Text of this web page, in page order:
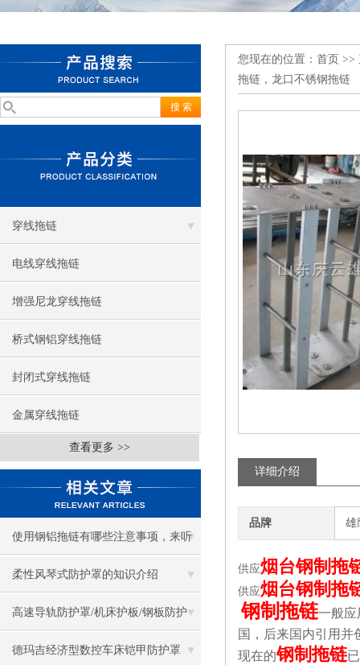
穿线拖链
电线穿线拖链
增强尼龙穿线拖链
桥式钢铝穿线拖链
封闭式穿线拖链
金属穿线拖链
查看更多 >>
使用钢铝拖链有哪些注意事项，来听
听钢铝拖链厂家怎么说！
柔性风琴式防护罩的知识介绍
高速导轨防护罩/机床护板/钢板防护
罩/同步防护罩
德玛吉经济型数控车床铠甲防护罩
您现在的位置： 首页 >>
拖链，龙口不锈钢拖链
详细介绍
品牌 雄
供应烟台钢制拖
供应烟台钢制拖
钢制拖链一般应
国，后来国内引用并
现在的钢制拖链